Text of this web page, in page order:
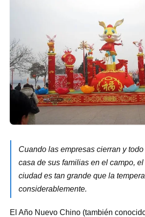
Cuando las empresas cierran y
casa de sus familias en el campo,
ciudad es tan grande que la
considerablemente.
El Año Nuevo Chino (también